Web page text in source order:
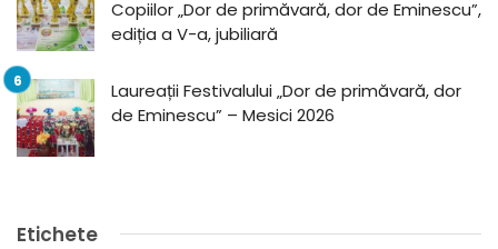
Copiilor „Dor de primăvară, dor de Eminescu”,
ediția a V-a, jubiliară
Laureații Festivalului „Dor de primăvară, dor
de Eminescu” – Mesici 2026
Etichete